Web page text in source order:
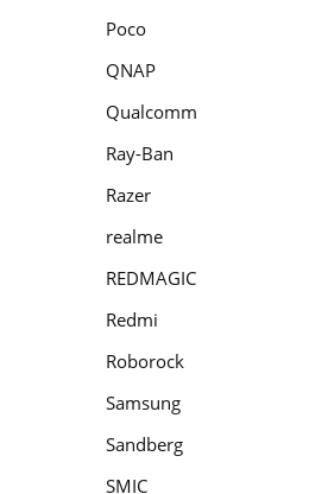
Poco
QNAP
Qualcomm
Ray-Ban
Razer
realme
REDMAGIC
Redmi
Roborock
Samsung
Sandberg
SMIC